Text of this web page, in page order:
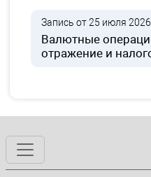
Запись от 25 июля 2026
Валютные
отражение и